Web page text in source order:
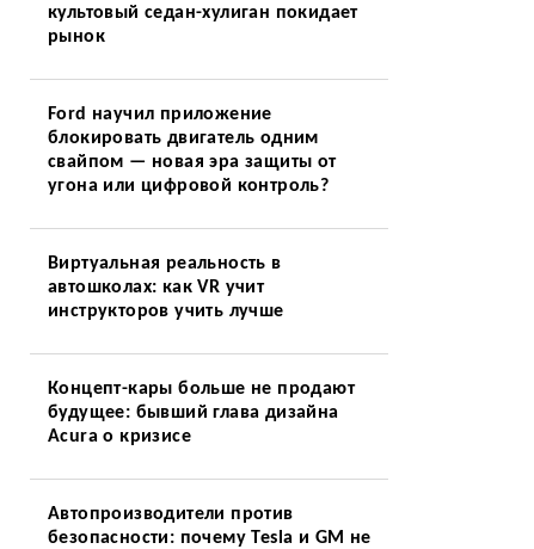
культовый седан-хулиган покидает
рынок
Ford научил приложение
блокировать двигатель одним
свайпом — новая эра защиты от
угона или цифровой контроль?
Виртуальная реальность в
автошколах: как VR учит
инструкторов учить лучше
Концепт-кары больше не продают
будущее: бывший глава дизайна
Acura о кризисе
Автопроизводители против
безопасности: почему Tesla и GM не